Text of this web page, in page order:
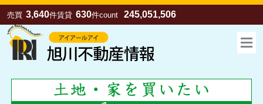
売買 3,640件賃貸 630件count 245,051,506